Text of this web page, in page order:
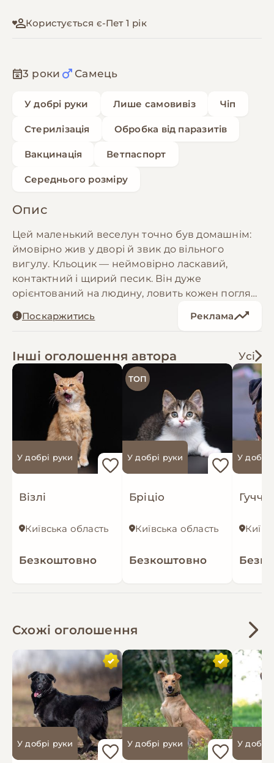
Користується є-Пет 1 рік
3 роки Самець
У добрі руки Лише самовивіз Чіп
Стерилізація Обробка від паразитів
Вакцинація Ветпаспорт
Середнього розміру
Опис
Цей маленький веселун точно був домашнім:
ймовірно жив у дворі й звик до вільного
вигулу. Кльоцик — неймовірно ласкавий,
контактний і щирий песик. Він дуже
орієнтований на людину, ловить кожен погляд
може охороняти своє та потребує роботи з
енергійний, з кумедними вушками та очима, в
яких живе надія. Йому потрібен досвідчений
власник, готовий працювати з його
поведінкою. Умовна ДН 01.01.2023. Кльоцик має
паспорт, чип, щеплення, оброблений від
паразитів. Може бути переданий за кордон
після підготовки виїзних документів
Поскаржитись Реклама
Інші оголошення автора Усі
У добрі руки
Візлі
Київська область
Безкоштовно
ТОП
У добрі руки
Бріціо
Київська область
Безкоштовно
У добрі
Гуччі
Схожі оголошення
У добрі руки У добрі руки У добрі